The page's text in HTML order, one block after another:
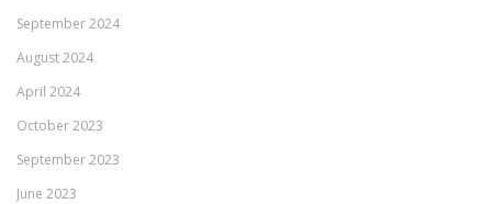
September 2024
August 2024
April 2024
October 2023
September 2023
June 2023